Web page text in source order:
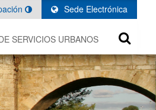
Sede Electrónica
SERVICIOS URBANOS